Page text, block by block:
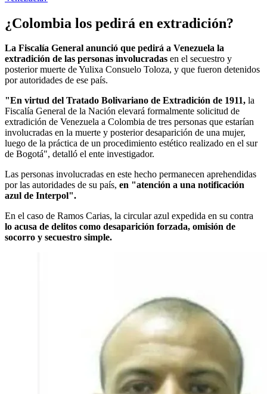
¿Colombia los pedirá en extradición?
La Fiscalía General anunció que pedirá a Venezuela la
extradición de las personas involucradas en el secuestro y
posterior muerte de Yulixa Consuelo Toloza, y que fueron detenidos
por autoridades de ese país.
"En virtud del Tratado Bolivariano de Extradición de 1911, la
Fiscalía General de la Nación elevará formalmente solicitud de
extradición de Venezuela a Colombia de tres personas que estarían
involucradas en la muerte y posterior desaparición de una mujer,
luego de la práctica de un procedimiento estético realizado en el sur
de Bogotá", detalló el ente investigador.
Las personas involucradas en este hecho permanecen aprehendidas
por las autoridades de su país, en "atención a una notificación
azul de Interpol".
En el caso de Ramos Carias, la circular azul expedida en su contra
lo acusa de delitos como desaparición forzada, omisión de
socorro y secuestro simple.